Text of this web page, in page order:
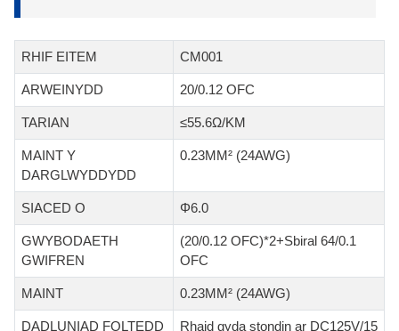
RHIF EITEM CM001
ARWEINYDD 20/0.12 OFC
TARIAN ≤55.6Ω/KM
MAINT Y
DARGLWYDDYDD
0.23MM² (24AWG)
SIACED O Φ6.0
GWYBODAETH
GWIFREN
(20/0.12 OFC)*2+Sbiral 64/0.1
OFC
MAINT 0.23MM² (24AWG)
DADLUNIAD FOLTEDD
Rhaid gyda stondin ar DC125V/15